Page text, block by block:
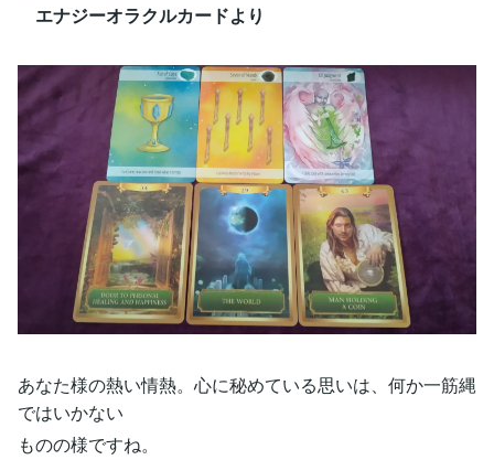
エナジーオラクルカードより
あなた様の熱い情熱。心に秘めている思いは、何か一筋縄
ではいかない
ものの様ですね。